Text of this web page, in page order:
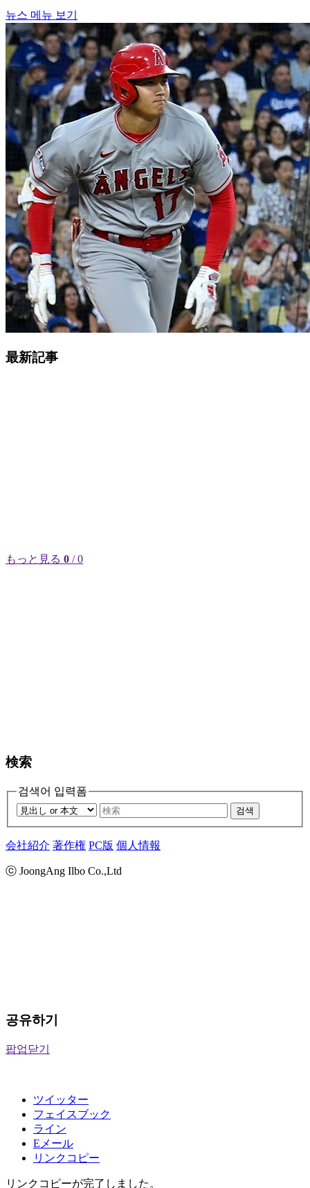
뉴스 메뉴 보기
最新記事
もっと見る 0 / 0
検索
검색어 입력폼
검색
会社紹介 著作権 PC版 個人情報
ⓒ JoongAng Ilbo Co.,Ltd
공유하기
팝업닫기
ツイッター
フェイスブック
ライン
Eメール
リンクコピー
リンクコピーが完了しました。